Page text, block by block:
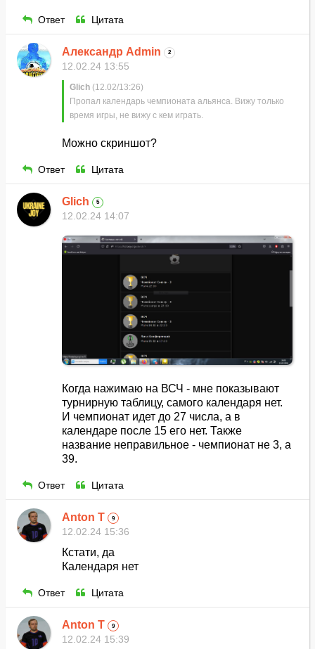
Ответ Цитата
Александр Admin 2
12.02.24 13:55
Glich (12.02/13:26)
Пропал календарь чемпионата альянса. Вижу только
время игры, не вижу с кем играть.
Можно скриншот?
Ответ Цитата
Glich 5
12.02.24 14:07
Когда нажимаю на ВСЧ - мне показывают
турнирную таблицу, самого календаря нет.
И чемпионат идет до 27 числа, а в
календаре после 15 его нет. Также
название неправильное - чемпионат не 3, а
39.
Ответ Цитата
Anton T 9
12.02.24 15:36
Кстати, да
Календаря нет
Ответ Цитата
Anton T 9
12.02.24 15:39